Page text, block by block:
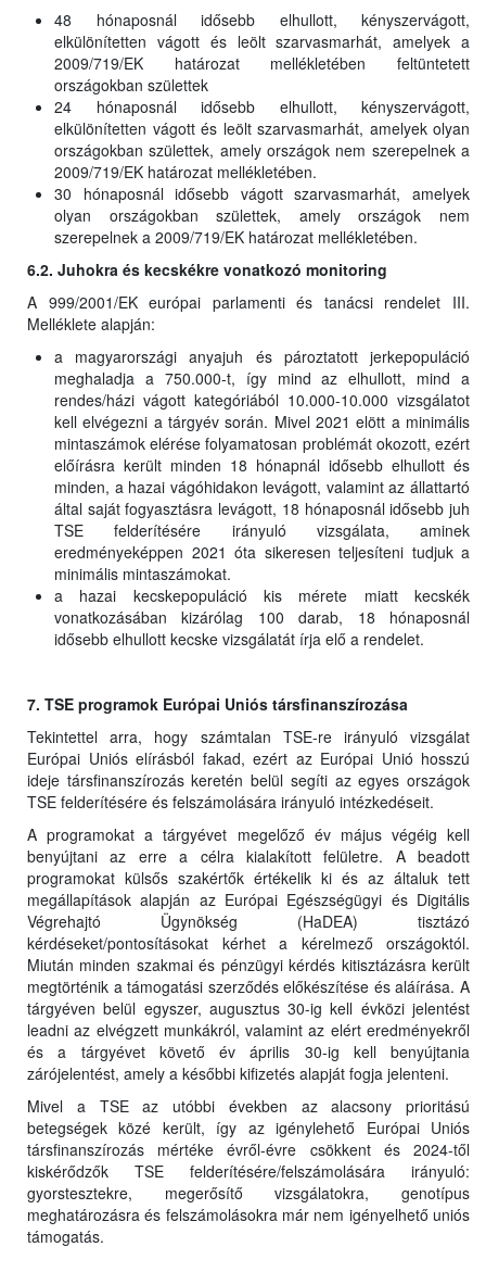
48 hónaposnál idősebb elhullott, kényszervágott,
elkülönítetten vágott és leölt szarvasmarhát, amelyek a
2009/719/EK határozat mellékletében feltüntetett
országokban születtek
24 hónaposnál idősebb elhullott, kényszervágott,
elkülönítetten vágott és leölt szarvasmarhát, amelyek olyan
országokban születtek, amely országok nem szerepelnek a
2009/719/EK határozat mellékletében.
30 hónaposnál idősebb vágott szarvasmarhát, amelyek
olyan országokban születtek, amely országok nem
szerepelnek a 2009/719/EK határozat mellékletében.
6.2. Juhokra és kecskékre vonatkozó monitoring
A 999/2001/EK európai parlamenti és tanácsi rendelet III.
Melléklete alapján:
a magyarországi anyajuh és pároztatott jerkepopuláció
meghaladja a 750.000-t, így mind az elhullott, mind a
rendes/házi vágott kategóriából 10.000-10.000 vizsgálatot
kell elvégezni a tárgyév során. Mivel 2021 elött a minimális
mintaszámok elérése folyamatosan problémát okozott, ezért
előírásra került minden 18 hónapnál idősebb elhullott és
minden, a hazai vágóhidakon levágott, valamint az állattartó
által saját fogyasztásra levágott, 18 hónaposnál idősebb juh
TSE felderítésére irányuló vizsgálata, aminek
eredményeképpen 2021 óta sikeresen teljesíteni tudjuk a
minimális mintaszámokat.
a hazai kecskepopuláció kis mérete miatt kecskék
vonatkozásában kizárólag 100 darab, 18 hónaposnál
idősebb elhullott kecske vizsgálatát írja elő a rendelet.
7. TSE programok Európai Uniós társfinanszírozása
Tekintettel arra, hogy számtalan TSE-re irányuló vizsgálat
Európai Uniós elírásból fakad, ezért az Európai Unió hosszú
ideje társfinanszírozás keretén belül segíti az egyes országok
TSE felderítésére és felszámolására irányuló intézkedéseit.
A programokat a tárgyévet megelőző év május végéig kell
benyújtani az erre a célra kialakított felületre. A beadott
programokat külsős szakértők értékelik ki és az általuk tett
megállapítások alapján az Európai Egészségügyi és Digitális
Végrehajtó Ügynökség (HaDEA) tisztázó
kérdéseket/pontosításokat kérhet a kérelmező országoktól.
Miután minden szakmai és pénzügyi kérdés kitisztázásra került
megtörténik a támogatási szerződés előkészítése és aláírása. A
tárgyéven belül egyszer, augusztus 30-ig kell évközi jelentést
leadni az elvégzett munkákról, valamint az elért eredményekről
és a tárgyévet követő év április 30-ig kell benyújtania
zárójelentést, amely a későbbi kifizetés alapját fogja jelenteni.
Mivel a TSE az utóbbi években az alacsony prioritású
betegségek közé került, így az igénylehető Európai Uniós
társfinanszírozás mértéke évről-évre csökkent és 2024-től
kiskérődzők TSE felderítésére/felszámolására irányuló:
gyorstesztekre, megerősítő vizsgálatokra, genotípus
meghatározásra és felszámolásokra már nem igényelhető uniós
támogatás.